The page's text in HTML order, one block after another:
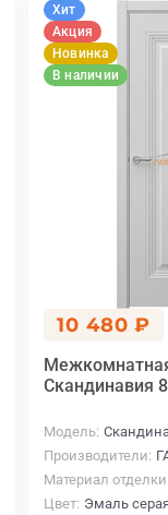
Хит
Акция
Новинка
В наличии
10 480 ₽
Скандинавия
Модель
Производители
Материал отделки
Цвет Эмаль